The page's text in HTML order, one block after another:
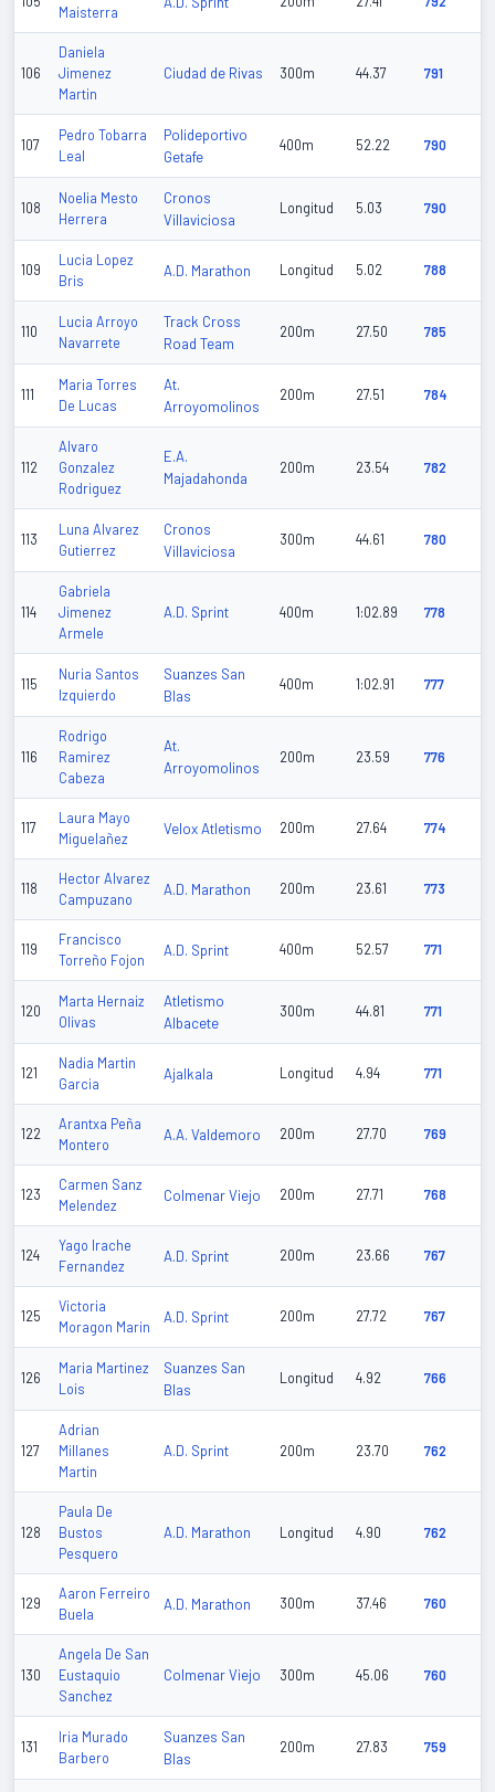
Maisterra
106
Daniela
Jimenez
Martin
Ciudad de Rivas 300m 44.37 791
107
Pedro Tobarra
Leal
Polideportivo
Getafe
400m 52.22 790
108
Noelia Mesto
Herrera
Cronos
Villaviciosa
Longitud 5.03 790
109
Lucia Lopez
Bris
A.D. Marathon Longitud 5.02 788
110
Lucia Arroyo
Navarrete
Track Cross
Road Team
200m 27.50 785
111
Maria Torres
De Lucas
At.
Arroyomolinos
200m 27.51 784
112
Alvaro
Gonzalez
Rodriguez
E.A.
Majadahonda
200m 23.54 782
113
Luna Alvarez
Gutierrez
Cronos
Villaviciosa
300m 44.61 780
114
Gabriela
Jimenez
Armele
A.D. Sprint 400m 1:02.89 778
115
Nuria Santos
Izquierdo
Suanzes San
Blas
400m 1:02.91 777
116
Rodrigo
Ramirez
Cabeza
At.
Arroyomolinos
200m 23.59 776
117
Laura Mayo
Miguelañez
Velox Atletismo 200m 27.64 774
118
Hector Alvarez
Campuzano
A.D. Marathon 200m 23.61 773
119
Francisco
Torreño Fojon
A.D. Sprint 400m 52.57 771
120
Marta Hernaiz
Olivas
Atletismo
Albacete
300m 44.81 771
121
Nadia Martin
Garcia
Ajalkala Longitud 4.94 771
122
Arantxa Peña
Montero
A.A. Valdemoro 200m 27.70 769
123
Carmen Sanz
Melendez
Colmenar Viejo 200m 27.71 768
124
Yago Irache
Fernandez
A.D. Sprint 200m 23.66 767
125
Victoria
Moragon Marin
A.D. Sprint 200m 27.72 767
126
Maria Martinez
Lois
Suanzes San
Blas
Longitud 4.92 766
127
Adrian
Millanes
Martin
A.D. Sprint 200m 23.70 762
128
Paula De
Bustos
Pesquero
A.D. Marathon Longitud 4.90 762
129
Aaron Ferreiro
Buela
A.D. Marathon 300m 37.46 760
130
Angela De San
Eustaquio
Sanchez
Colmenar Viejo 300m 45.06 760
131
Iria Murado
Barbero
Suanzes San
Blas
200m 27.83 759